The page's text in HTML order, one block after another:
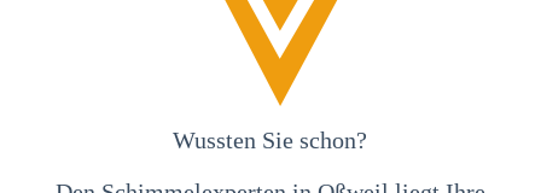
Wussten Sie schon?